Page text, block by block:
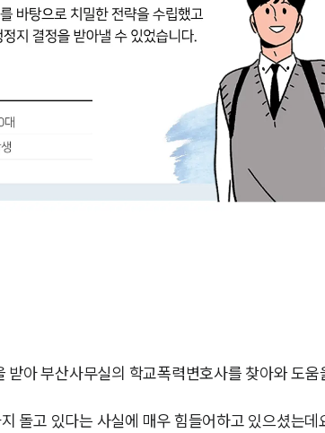
아 부산사무실의 학교폭력변호사를 찾아와 도움
돌고 있다는 사실에 매우 힘들어하고 있으셨는데